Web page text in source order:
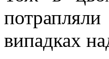
випадках